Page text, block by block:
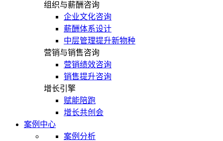
组织与薪酬咨询
企业文化咨询
薪酬体系设计
中层管理提升新物种
营销与销售咨询
营销绩效咨询
销售提升咨询
增长引擎
赋能陪跑
增长共创会
案例中心
案例分析